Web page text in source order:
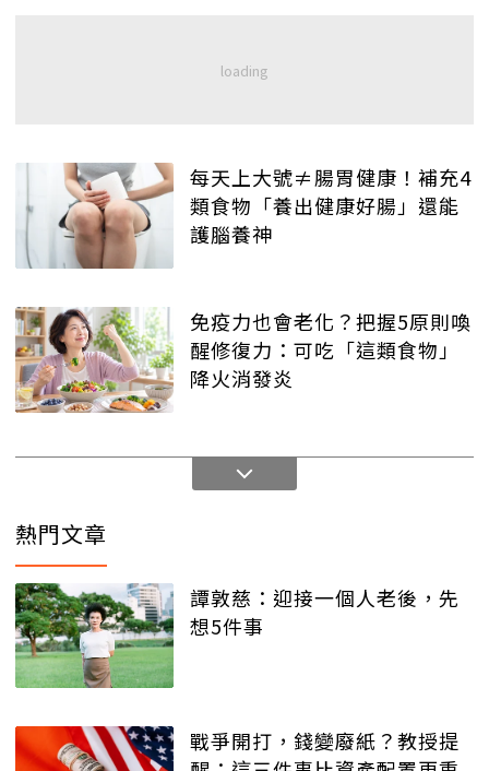
每天上大號≠腸胃健康！補充4
類食物「養出健康好腸」還能
護腦養神
免疫力也會老化？把握5原則喚
醒修復力：可吃「這類食物」
降火消發炎
熱門文章
譚敦慈：迎接一個人老後，先
想5件事
戰爭開打，錢變廢紙？教授提